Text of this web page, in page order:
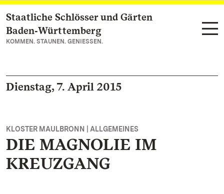
Zum Hauptinhalt springen
Staatliche Schlösser und Gärten
Baden‑Württemberg
KOMMEN. STAUNEN. GENIESSEN.
Dienstag, 7. April 2015
KLOSTER MAULBRONN | ALLGEMEINES
DIE MAGNOLIE IM
KREUZGANG